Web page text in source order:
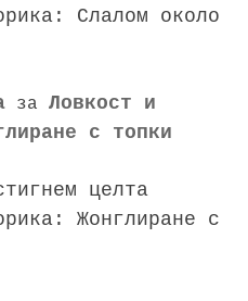
Слалом около
за Ловкост и
с топки
целта
Жонглиране с